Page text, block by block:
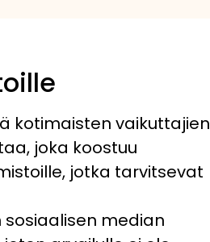
kotimaisten vaikuttajien
joka koostuu
jotka tarvitsevat
median